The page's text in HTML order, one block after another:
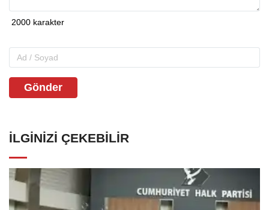
Gönder
İLGINIZI ÇEKEBILIR